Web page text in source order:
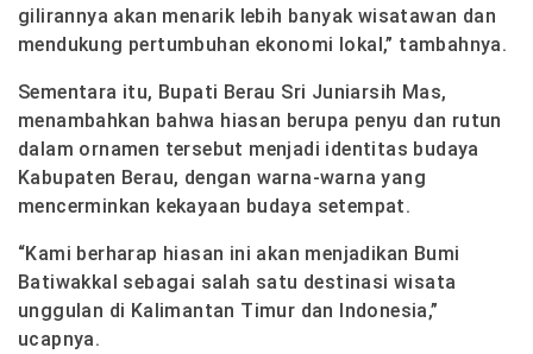
gilirannya akan menarik lebih banyak wisatawan dan
mendukung pertumbuhan ekonomi lokal,” tambahnya.
Sementara itu, Bupati Berau Sri Juniarsih Mas,
menambahkan bahwa hiasan berupa penyu dan rutun
dalam ornamen tersebut menjadi identitas budaya
Kabupaten Berau, dengan warna-warna yang
mencerminkan kekayaan budaya setempat.
“Kami berharap hiasan ini akan menjadikan Bumi
Batiwakkal sebagai salah satu destinasi wisata
unggulan di Kalimantan Timur dan Indonesia,”
ucapnya.